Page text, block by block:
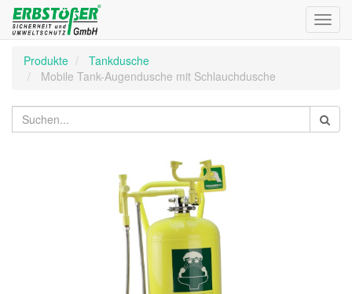
Produkte
Tankdusche
Mobile Tank-Augendusche mit Schlauchdusche